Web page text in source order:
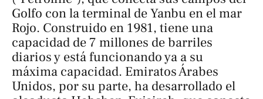
Golfo con la terminal de Yanbu en el mar
Rojo. Construido en 1981, tiene una
capacidad de 7 millones de barriles
diarios y está funcionando ya a su
máxima capacidad. Emiratos Árabes
Unidos, por su parte, ha desarrollado el